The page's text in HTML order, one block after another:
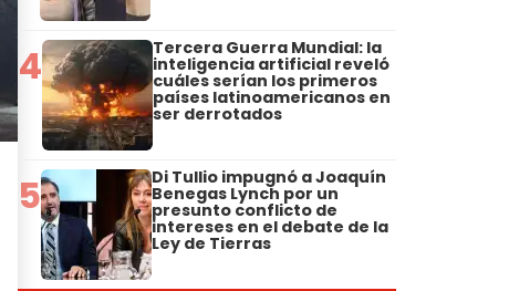
4 Tercera Guerra Mundial: la
inteligencia artificial reveló
cuáles serían los primeros
países latinoamericanos en
ser derrotados
5 Di Tullio impugnó a Joaquín
Benegas Lynch por un
presunto conflicto de
intereses en el debate de la
Ley de Tierras